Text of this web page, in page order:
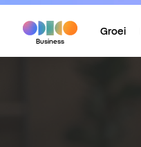
Business
Groei